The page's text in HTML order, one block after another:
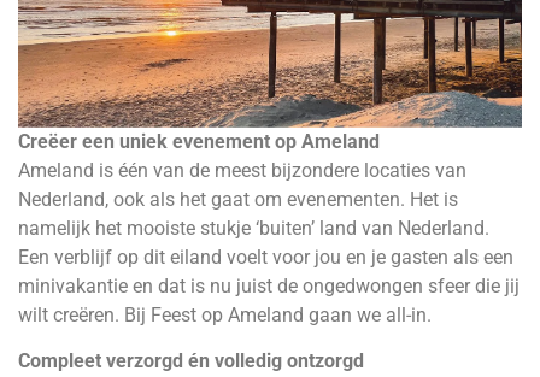
Creëer een uniek evenement op Ameland
Ameland is één van de meest bijzondere locaties van
Nederland, ook als het gaat om evenementen. Het is
namelijk het mooiste stukje ‘buiten’ land van Nederland.
Een verblijf op dit eiland voelt voor jou en je gasten als een
minivakantie en dat is nu juist de ongedwongen sfeer die jij
wilt creëren. Bij Feest op Ameland gaan we all-in.
Compleet verzorgd én volledig ontzorgd